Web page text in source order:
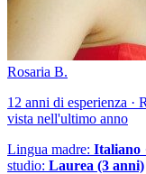
Rosaria B.
12 anni di esperienza ·
vista nell'ultimo anno
Lingua madre: Italiano
studio: Laurea (3 anni)